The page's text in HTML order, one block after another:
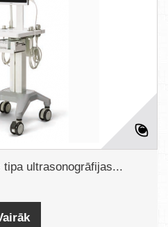
tipa ultrasonogrāfijas...